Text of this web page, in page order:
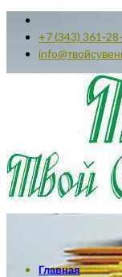
+7 (343) 361-
Главная